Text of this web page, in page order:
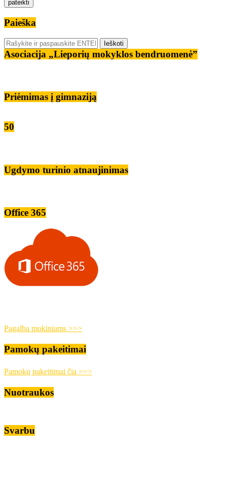
Paieška
Asociacija „Lieporių mokyklos bendruomenė”
Priėmimas į gimnaziją
50
Ugdymo turinio atnaujinimas
Office 365
Pagalba mokiniams >>>
Pamokų pakeitimai
Pamokų pakeitimai čia >>>
Nuotraukos
Svarbu